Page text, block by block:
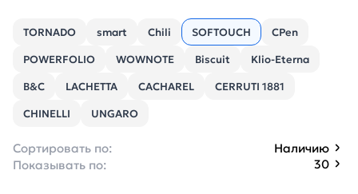
TORNADO smart Chili SOFTOUCH
CPen
POWERFOLIO
WOWNOTE Biscuit
Klio-Eterna
B&C
LACHETTA CACHAREL
CERRUTI 1881
CHINELLI
UNGARO
Сортировать по:
Наличию
Показывать по:
30